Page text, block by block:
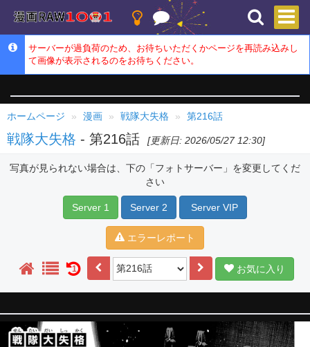
サーバーが過負荷のため、お待ちいただくかページを再読み込みし
て画像が表示されるのをお待ちください。
ホームページ 漫画 戦隊大失格 第216話
戦隊大失格 - 第216話 [更新日: 2026/05/27 12:30]
写真が見られない場合は、下の「フォトサーバー」を変更してくだ
さい
Server 1 Server 2 Server VIP
エラーレポート
1 お気に入り